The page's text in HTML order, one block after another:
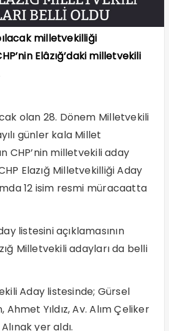
milletvekilliği
Elâzığ’daki milletvekili
olan 28. Dönem Milletvekili
günler kala Millet
CHP’nin milletvekili aday
Elazığ Milletvekilliği Aday
12 isim resmi müracaatta
listesini açıklamasının
Milletvekili adayları da belli
Aday listesinde; Gürsel
Ahmet Yıldız, Av. Alım Çeliker
yer aldı.